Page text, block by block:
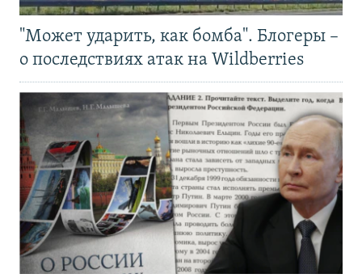
"Может ударить, как бомба". Блогеры –
о последствиях атак на Wildberries